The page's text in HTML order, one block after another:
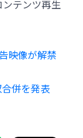
テンツ再生
映像が解禁
併を発表